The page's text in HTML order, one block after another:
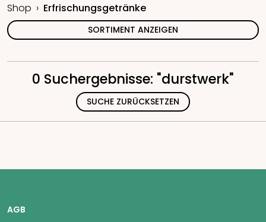
Shop Erfrischungsgetränke
SORTIMENT ANZEIGEN
0 Suchergebnisse: "durstwerk"
SUCHE ZURÜCKSETZEN
AGB